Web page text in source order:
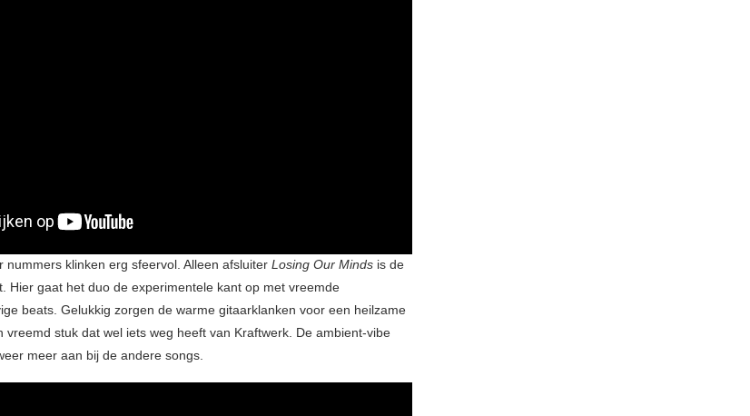
nummers klinken erg sfeervol. Alleen afsluiter Losing Our Minds is de
Hier gaat het duo de experimentele kant op met vreemde
beats. Gelukkig zorgen de warme gitaarklanken voor een heilzame
vreemd stuk dat wel iets weg heeft van Kraftwerk. De ambient-vibe
meer aan bij de andere songs.